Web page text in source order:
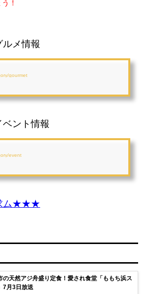
！
メ情報
gourmet
ント情報
event
ム★★★
の天然アジ舟盛り定食！愛され食堂「ももち浜ス
7月3日放送